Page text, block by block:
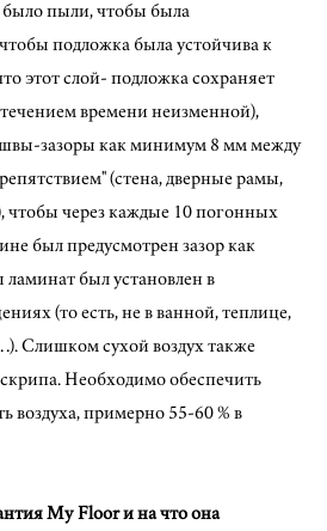
было пыли, чтобы была
подложка была устойчива к
этот слой- подложка сохраняет
времени неизменной),
зазоры как минимум 8 мм между
(стена, дверные рамы,
чтобы через каждые 10 погонных
был предусмотрен зазор как
был установлен в
(то есть, не в ванной, теплице,
Слишком сухой воздух также
Необходимо обеспечить
воздуха, примерно 55-60 % в
My Floor и на что она